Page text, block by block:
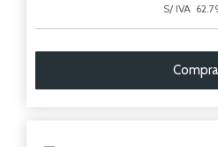
S/ IVA